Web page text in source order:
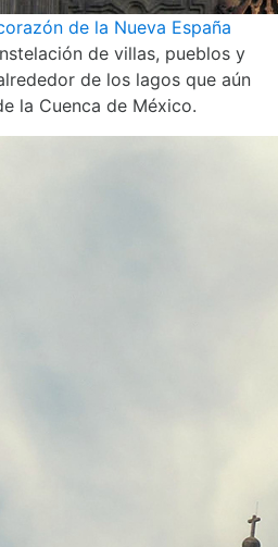
de la Nueva España
de villas, pueblos y
de los lagos que aún
la Cuenca de México.